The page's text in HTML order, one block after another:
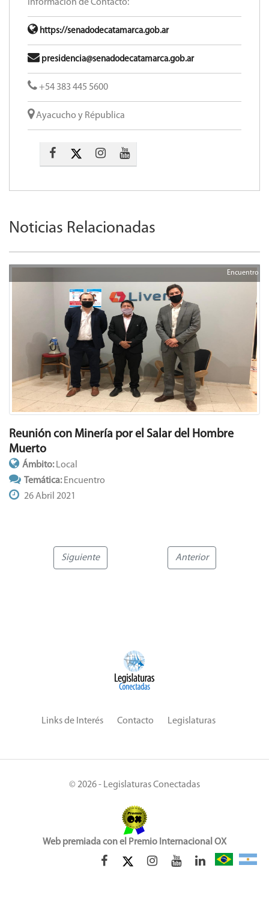
Información de Contacto:
https://senadodecatamarca.gob.ar
presidencia@senadodecatamarca.gob.ar
+54 383 445 5600​
Ayacucho y Républica
Noticias Relacionadas
Encuentro
Reunión con Minería por el Salar del Hombre
Muerto
Ámbito:Local
Temática:Encuentro
26 Abril 2021
Siguiente Anterior
Links de Interés Contacto Legislaturas
© 2026 - Legislaturas Conectadas
Web premiada con el Premio Internacional OX